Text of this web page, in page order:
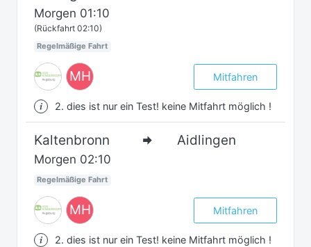
Morgen 01:10
(Rückfahrt 02:10)
Regelmäßige Fahrt
MH Mitfahren
2. dies ist nur ein Test! keine Mitfahrt möglich !
Kaltenbronn Aidlingen
Morgen 02:10
Regelmäßige Fahrt
MH Mitfahren
2. dies ist nur ein Test! keine Mitfahrt möglich !